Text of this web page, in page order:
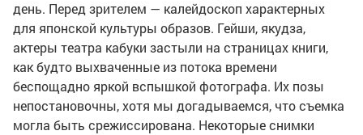
день. Перед зрителем — калейдоскоп характерных
для японской культуры образов. Гейши, якудза,
актеры театра кабуки застыли на страницах книги,
как будто выхваченные из потока времени
беспощадно яркой вспышкой фотографа. Их позы
непостановочны, хотя мы догадываемся, что съемка
могла быть срежиссирована. Некоторые снимки